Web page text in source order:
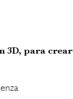
3D, para crear